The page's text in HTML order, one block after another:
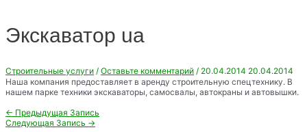
Экскаватор ua
Строительные услуги / Оставьте комментарий / 20.04.2014 20.04.2014
Наша компания предоставляет в аренду строительную спецтехнику. В
нашем парке техники экскаваторы, самосвалы, автокраны и автовышки.
Навигация
по
← Предыдущая Запись
Следующая Запись →